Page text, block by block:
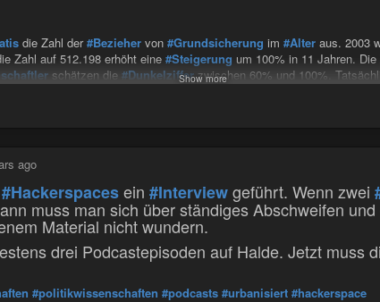
die Zahl der#Bezieher von #Grundsicherung im #Alter aus. 2003
Zahl auf 512.198 erhöht eine #Steigerung um 100% in 11 Jahren.
schätzen die #Dunkelzifferzwischen 60% und 100%.
#Politik
Show more
ago
#Hackerspacesein #Interviewgeführt. Wenn zwei
muss man sich über ständiges Abschweifen
Material nicht wundern.
drei Podcastepisoden auf Halde. Jetzt muss
#politikwissenschaften #podcasts #urbanisiert #hackerspace